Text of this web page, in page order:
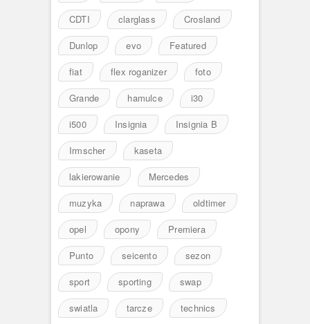
CDTI
clarglass
Crosland
Dunlop
evo
Featured
fiat
flex roganizer
foto
Grande
hamulce
i30
i500
Insignia
Insignia B
Irmscher
kaseta
lakierowanie
Mercedes
muzyka
naprawa
oldtimer
opel
opony
Premiera
Punto
seicento
sezon
sport
sporting
swap
swiatla
tarcze
technics